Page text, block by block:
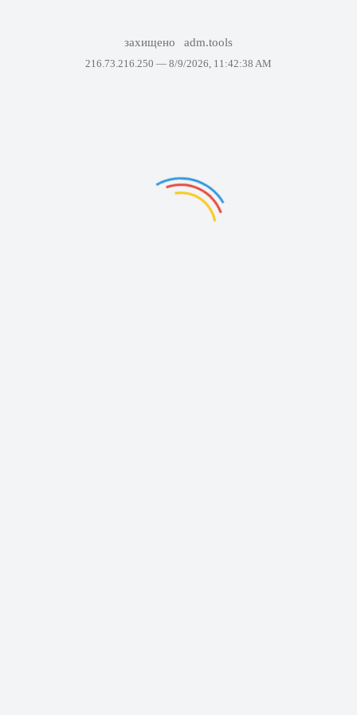
захищено adm.tools
216.73.216.250 — 8/9/2026, 11:42:38 AM